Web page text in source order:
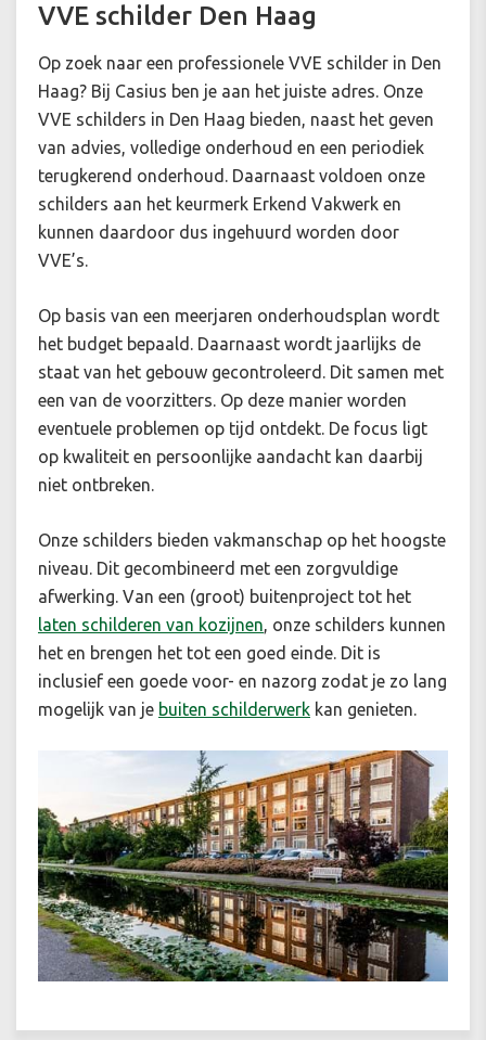
VVE schilder Den Haag
Op zoek naar een professionele VVE schilder in Den
Haag? Bij Casius ben je aan het juiste adres. Onze
VVE schilders in Den Haag bieden, naast het geven
van advies, volledige onderhoud en een periodiek
terugkerend onderhoud. Daarnaast voldoen onze
schilders aan het keurmerk Erkend Vakwerk en
kunnen daardoor dus ingehuurd worden door
VVE’s.
Op basis van een meerjaren onderhoudsplan wordt
het budget bepaald. Daarnaast wordt jaarlijks de
staat van het gebouw gecontroleerd. Dit samen met
een van de voorzitters. Op deze manier worden
eventuele problemen op tijd ontdekt. De focus ligt
op kwaliteit en persoonlijke aandacht kan daarbij
niet ontbreken.
Onze schilders bieden vakmanschap op het hoogste
niveau. Dit gecombineerd met een zorgvuldige
afwerking. Van een (groot) buitenproject tot het
laten schilderen van kozijnen, onze schilders kunnen
het en brengen het tot een goed einde. Dit is
inclusief een goede voor- en nazorg zodat je zo lang
mogelijk van je buiten schilderwerk kan genieten.